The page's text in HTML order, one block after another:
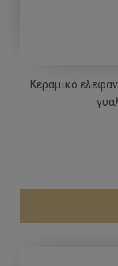
Κεραμικό